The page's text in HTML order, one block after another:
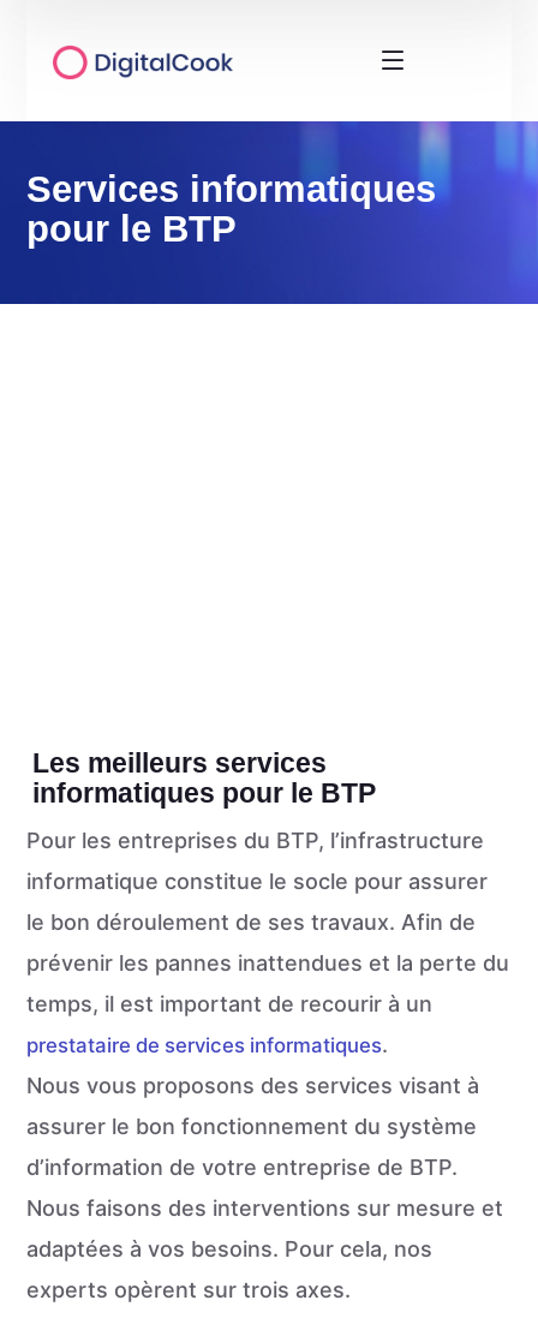
Services informatiques
pour le BTP
Les meilleurs services
informatiques pour le BTP
Pour les entreprises du BTP, l’infrastructure
informatique constitue le socle pour assurer
le bon déroulement de ses travaux. Afin de
prévenir les pannes inattendues et la perte du
temps, il est important de recourir à un
prestataire de services informatiques.
Nous vous proposons des services visant à
assurer le bon fonctionnement du système
d’information de votre entreprise de BTP.
Nous faisons des interventions sur mesure et
adaptées à vos besoins. Pour cela, nos
experts opèrent sur trois axes.